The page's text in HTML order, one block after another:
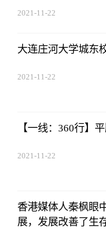
2021-11-22
大连庄河大学城东
2021-11-22
【一线：360行】
2021-11-22
香港媒体人秦枫眼
展，发展改善了生